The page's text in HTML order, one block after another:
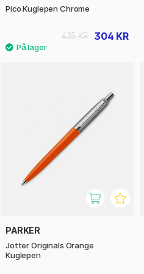
Pico Kuglepen Chrome
304 KR
435 KR
PARKER
Jotter Originals Orange
Kuglepen